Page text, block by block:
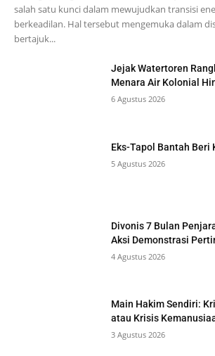
salah satu kunci dalam mewujudkan transisi
berkeadilan. Hal tersebut mengemuka dalam
bertajuk...
Jejak Watertoren
Menara Air Kolonial
6 Agustus 2026
Eks-Tapol Bantah Beri
5 Agustus 2026
Divonis 7 Bulan
Aksi Demonstrasi
4 Agustus 2026
Main Hakim Sendiri:
atau Krisis
3 Agustus 2026